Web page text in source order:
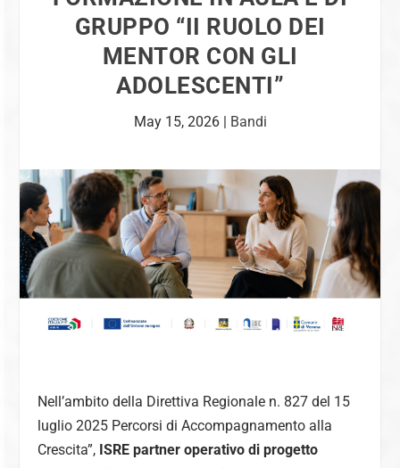
GRUPPO “II RUOLO DEI
MENTOR CON GLI
ADOLESCENTI”
May 15, 2026| Bandi
Nell’ambito della Direttiva Regionale n. 827 del 15
luglio 2025 Percorsi di Accompagnamento alla
Crescita”, ISRE partner operativo di progetto